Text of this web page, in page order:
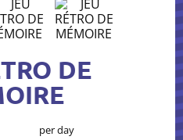
DE
per day